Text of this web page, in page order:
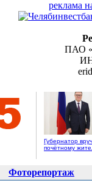
реклама
ПАО
Губернатор
почётному
Фоторепортаж